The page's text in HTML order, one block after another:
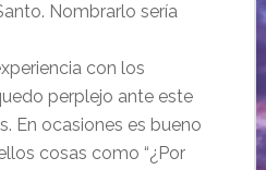
Nombrarlo sería
con los
perplejo ante este
En ocasiones es bueno
cosas como “¿Por